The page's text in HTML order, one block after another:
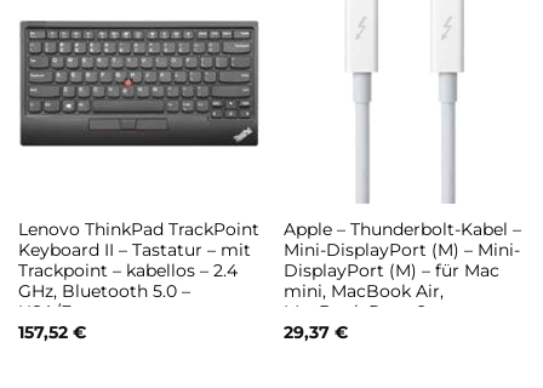
Lenovo ThinkPad TrackPoint
Keyboard II – Tastatur – mit
Trackpoint – kabellos – 2.4
GHz, Bluetooth 5.0 –
USA/Europa –
Tastenschalter: Scissor-Key
157,52 €
Apple – Thunderbolt-Kabel –
Mini-DisplayPort (M) – Mini-
DisplayPort (M) – für Mac
mini, MacBook Air,
MacBook Pro – 2 m
29,37 €